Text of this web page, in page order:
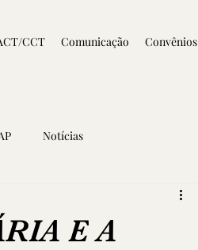
CCT Comunicação Convênios
Notícias
E A